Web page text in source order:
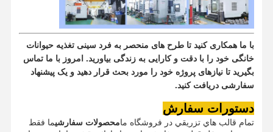
با ما همکاری کنید تا طرح های منحصر به فرد سینی تغذیه حیوانات
خانگی خود را با دقت و کارایی به زندگی بیاورید.
امروز با ما تماس
بگیرید تا نیازهای پروژه خود را مورد بحث قرار دهید و یک پیشنهاد
سفارشی دریافت کنید.
دستورات سفارش
تمام قالب هاي تزريقي در فروشگاه مامحصولات سفارشیما فقط